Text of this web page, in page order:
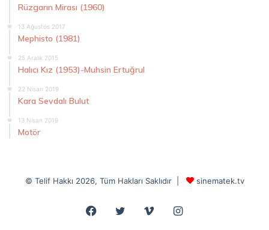
Rüzgarın Mirası (1960)
13 Ağustos 2017
Mephisto (1981)
25 Aralık 2015
Halıcı Kız (1953)-Muhsin Ertuğrul
22 Nisan 2019
Kara Sevdalı Bulut
13 Nisan 2019
Motör
© Telif Hakkı 2026, Tüm Hakları Saklıdır | sinematek.tv
Facebook
Twitter VimeoInstagram